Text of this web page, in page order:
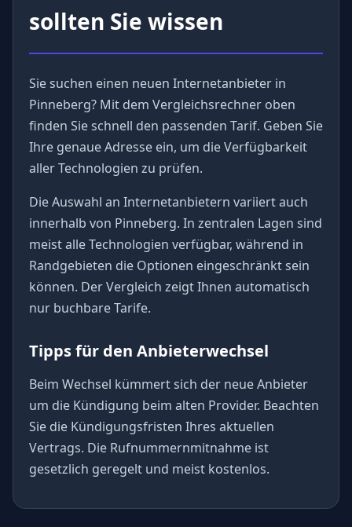
sollten Sie wissen
Sie suchen einen neuen Internetanbieter in
Pinneberg? Mit dem Vergleichsrechner oben
finden Sie schnell den passenden Tarif. Geben Sie
Ihre genaue Adresse ein, um die Verfügbarkeit
aller Technologien zu prüfen.
Die Auswahl an Internetanbietern variiert auch
innerhalb von Pinneberg. In zentralen Lagen sind
meist alle Technologien verfügbar, während in
Randgebieten die Optionen eingeschränkt sein
können. Der Vergleich zeigt Ihnen automatisch
nur buchbare Tarife.
Tipps für den Anbieterwechsel
Beim Wechsel kümmert sich der neue Anbieter
um die Kündigung beim alten Provider. Beachten
Sie die Kündigungsfristen Ihres aktuellen
Vertrags. Die Rufnummernmitnahme ist
gesetzlich geregelt und meist kostenlos.